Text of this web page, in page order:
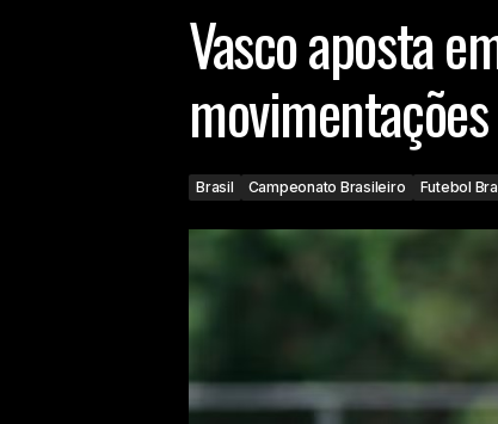
Vasco aposta
Brasil Campeonato Brasileiro Futebol